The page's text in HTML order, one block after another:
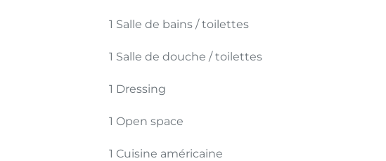
1 Salle de bains / toilettes
1 Salle de douche / toilettes
1 Dressing
1 Open space
1 Cuisine américaine